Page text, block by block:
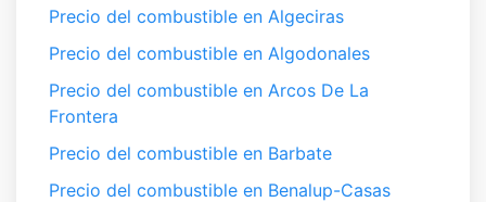
Precio del combustible en Algeciras
Precio del combustible en Algodonales
Precio del combustible en Arcos De La
Frontera
Precio del combustible en Barbate
Precio del combustible en Benalup-Casas